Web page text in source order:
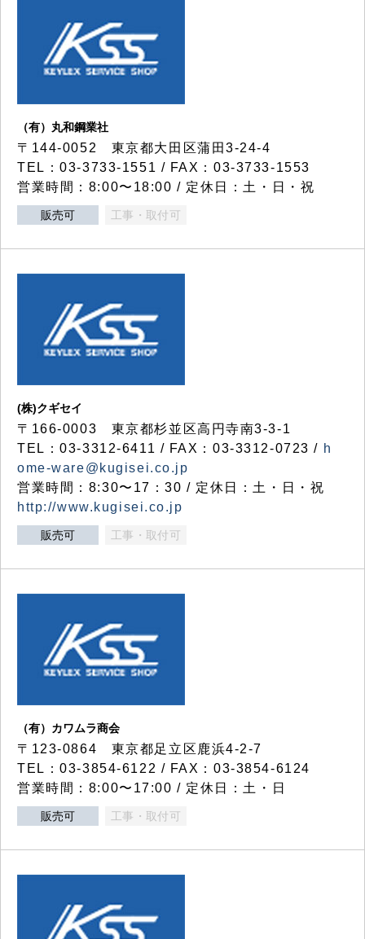
（有）丸和鋼業社
〒144-0052 東京都大田区蒲田3-24-4
TEL：03-3733-1551 / FAX：03-3733-1553
営業時間：8:00〜18:00 / 定休日：土・日・祝
販売可 工事・取付可
(株)クギセイ
〒166-0003 東京都杉並区高円寺南3-3-1
TEL：03-3312-6411 / FAX：03-3312-0723 / h
ome-ware@kugisei.co.jp
営業時間：8:30〜17：30 / 定休日：土・日・祝
http://www.kugisei.co.jp
販売可 工事・取付可
（有）カワムラ商会
〒123-0864 東京都足立区鹿浜4-2-7
TEL：03-3854-6122 / FAX：03-3854-6124
営業時間：8:00〜17:00 / 定休日：土・日
販売可 工事・取付可